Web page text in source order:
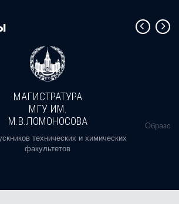
МАГИСТРАТУРА
МГУ ИМ.
М.В.ЛОМОНОСОВА
технических и химических
факультетов